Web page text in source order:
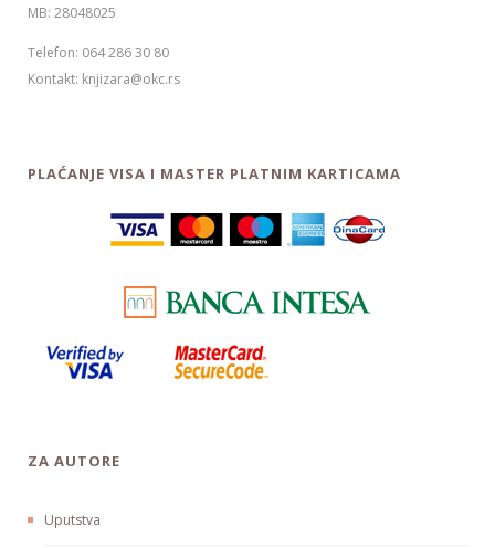
MB: 28048025
Telefon: 064 286 30 80
Kontakt: knjizara@okc.rs
PLAĆANJE VISA I MASTER PLATNIM KARTICAMA
ZA AUTORE
Uputstva